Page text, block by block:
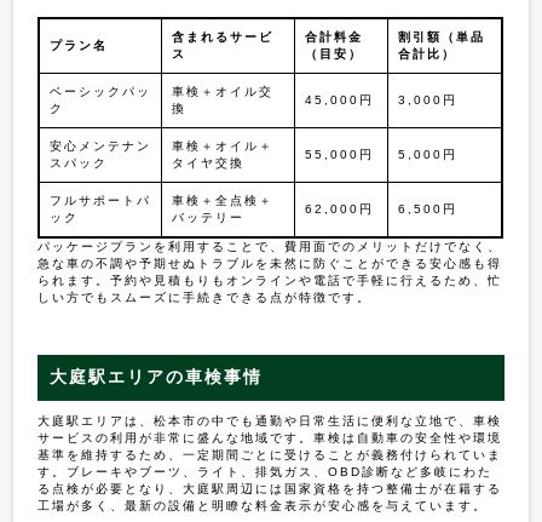
プラン名
含まれるサービ
ス
合計料金
（目安）
割引額（単品
合計比）
ベーシックパッ
ク
車検＋オイル交
換
45,000円 3,000円
安心メンテナン
スパック
車検＋オイル＋
タイヤ交換
55,000円 5,000円
フルサポートパ
ック
車検＋全点検＋
バッテリー
62,000円 6,500円
パッケージプランを利用することで、費用面でのメリットだけでなく、
急な車の不調や予期せぬトラブルを未然に防ぐことができる安心感も得
られます。予約や見積もりもオンラインや電話で手軽に行えるため、忙
しい方でもスムーズに手続きできる点が特徴です。
大庭駅エリアの車検事情
大庭駅エリアは、松本市の中でも通勤や日常生活に便利な立地で、車検
サービスの利用が非常に盛んな地域です。車検は自動車の安全性や環境
基準を維持するため、一定期間ごとに受けることが義務付けられていま
す。ブレーキやブーツ、ライト、排気ガス、OBD診断など多岐にわた
る点検が必要となり、大庭駅周辺には国家資格を持つ整備士が在籍する
工場が多く、最新の設備と明瞭な料金表示が安心感を与えています。